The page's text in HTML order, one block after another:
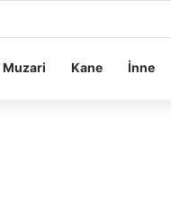
Muzari Kane İnne